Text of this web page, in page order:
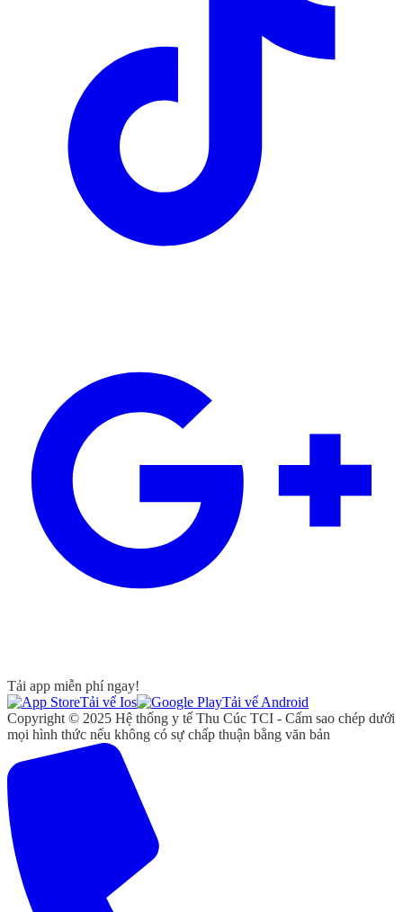
Tải app miễn phí ngay!
Tải vể Ios
Tải vể Android
Copyright © 2025 Hệ thống y tế Thu Cúc TCI - Cấm sao chép dưới
mọi hình thức nếu không có sự chấp thuận bằng văn bản